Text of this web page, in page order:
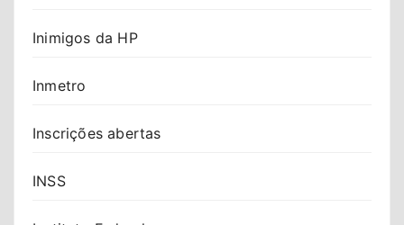
Inimigos da HP
Inmetro
Inscrições abertas
INSS